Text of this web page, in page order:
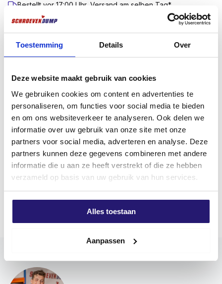
Toestemming Details Over
Deze website maakt gebruik van cookies
We gebruiken cookies om content en advertenties te
personaliseren, om functies voor social media te bieden
en om ons websiteverkeer te analyseren. Ook delen we
informatie over uw gebruik van onze site met onze
partners voor social media, adverteren en analyse. Deze
partners kunnen deze gegevens combineren met andere
informatie die u aan ze heeft verstrekt of die ze hebben
verzameld op basis van uw gebruik van hun services.
Alles toestaan
Aanpassen
Bestellt vor 17:00 Uhr, Versand am selben Tag*
Kostenloser Versand ab 99 €
100 Tage Rückgaberecht
Kundenbewertung 9,7/10
BESCHREIBUNGZUSÄTZLICHE INFORMATIONEN
REZENSIONEN (0)
Produktbeschriftung
Spanplattenschrauben aus Edelstahl
Screwdump Spanplattenschrauben Edelstahl A2
können sowohl im Innen- als auch im Außenbereich
verwendet werden und haben einen Torx (TX)
Antrieb. Die Vorteile des Torx-Antriebs sind eine
Schraube und ein geringeres Risiko, dass das
Werkzeug aus der Schraube herausspringt. Das
erleichtert die Montage.
optimale Verbindung. Screwdump-Schrauben sind mit
Schmiermittel dient und das Eindrehen erleichtert. Die
Schraube hat einen doppelten Flachkopf.
Mehr anzeigen